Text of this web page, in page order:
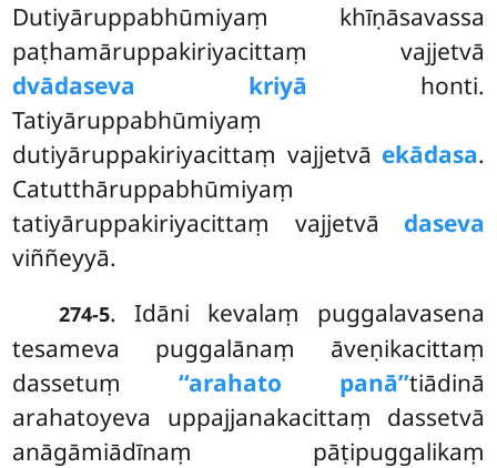
Dutiyāruppabhūmiyaṃ khīṇāsavassa
paṭhamāruppakiriyacittaṃ vajjetvā
dvādaseva kriyā honti.
Tatiyāruppabhūmiyaṃ
dutiyāruppakiriyacittaṃ vajjetvā ekādasa.
Catutthāruppabhūmiyaṃ
tatiyāruppakiriyacittaṃ vajjetvā daseva
viññeyyā.
274-5. Idāni kevalaṃ puggalavasena
tesameva puggalānaṃ āveṇikacittaṃ
dassetuṃ ‘‘arahato panā’’tiādinā
arahatoyeva uppajjanakacittaṃ dassetvā
anāgāmiādīnaṃ pāṭipuggalikaṃ